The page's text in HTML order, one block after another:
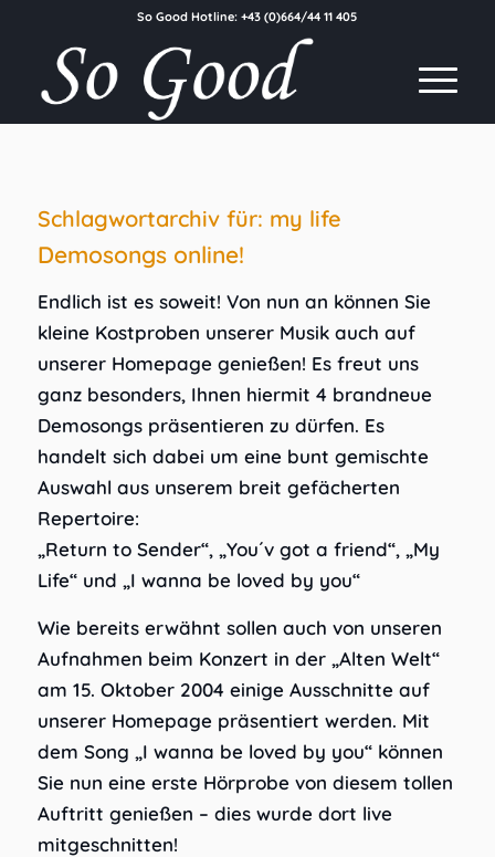
So Good Hotline:+43 (0)664/44 11 405
Schlagwortarchiv für: my life
Demosongs online!
Endlich ist es soweit! Von nun an können Sie
kleine Kostproben unserer Musik auch auf
unserer Homepage genießen! Es freut uns
ganz besonders, Ihnen hiermit 4 brandneue
Demosongs präsentieren zu dürfen. Es
handelt sich dabei um eine bunt gemischte
Auswahl aus unserem breit gefächerten
Repertoire:
„Return to Sender“, „You´v got a friend“, „My
Life“ und „I wanna be loved by you“
Wie bereits erwähnt sollen auch von unseren
Aufnahmen beim Konzert in der „Alten Welt“
am 15. Oktober 2004 einige Ausschnitte auf
unserer Homepage präsentiert werden. Mit
dem Song „I wanna be loved by you“ können
Sie nun eine erste Hörprobe von diesem tollen
Auftritt genießen – dies wurde dort live
mitgeschnitten!